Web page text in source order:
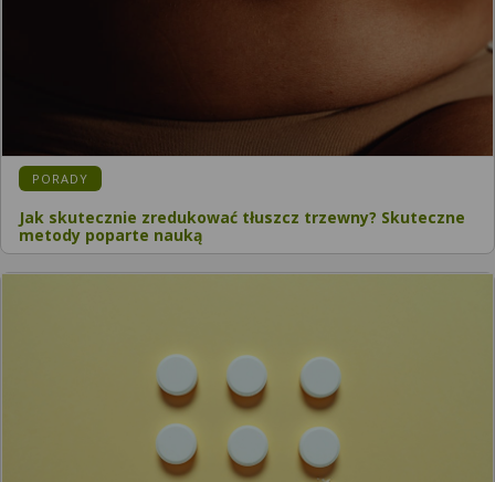
PORADY
Jak skutecznie zredukować tłuszcz trzewny? Skuteczne
metody poparte nauką